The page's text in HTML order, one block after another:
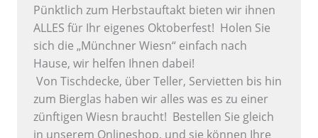
Pünktlich zum Herbstauftakt bieten wir ihnen
ALLES für Ihr eigenes Oktoberfest! Holen Sie
sich die „Münchner Wiesn“ einfach nach
Hause, wir helfen Ihnen dabei!
Von Tischdecke, über Teller, Servietten bis hin
zum Bierglas haben wir alles was es zu einer
zünftigen Wiesn braucht! Bestellen Sie gleich
in unserem Onlineshop, und sie können Ihre